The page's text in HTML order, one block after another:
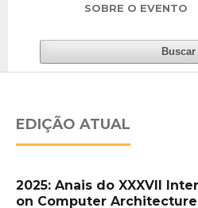
SOBRE O EVENTO
Buscar
EDIÇÃO ATUAL
2025: Anais do XXXVII
on Computer